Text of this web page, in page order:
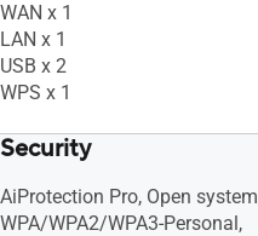
WAN x 1
LAN x 1
USB x 2
WPS x 1
Security
AiProtection Pro, Open
WPA/WPA2/WPA3-Personal,